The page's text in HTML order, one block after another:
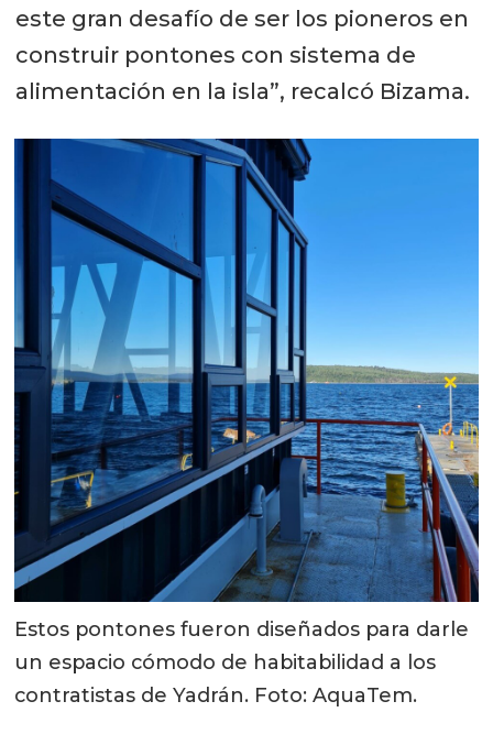
este gran desafío de ser los pioneros en
construir pontones con sistema de
alimentación en la isla”, recalcó Bizama.
Estos pontones fueron diseñados para darle
un espacio cómodo de habitabilidad a los
contratistas de Yadrán. Foto: AquaTem.